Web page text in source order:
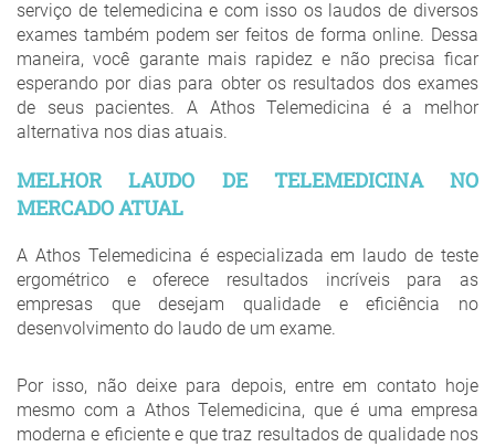
serviço de telemedicina e com isso os laudos de diversos
exames também podem ser feitos de forma online. Dessa
maneira, você garante mais rapidez e não precisa ficar
esperando por dias para obter os resultados dos exames
de seus pacientes. A Athos Telemedicina é a melhor
alternativa nos dias atuais.
MELHOR LAUDO DE TELEMEDICINA NO
MERCADO ATUAL
A Athos Telemedicina é especializada em laudo de teste
ergométrico e oferece resultados incríveis para as
empresas que desejam qualidade e eficiência no
desenvolvimento do laudo de um exame.
Por isso, não deixe para depois, entre em contato hoje
mesmo com a Athos Telemedicina, que é uma empresa
moderna e eficiente e que traz resultados de qualidade nos